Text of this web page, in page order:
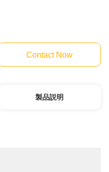
Contact Now
製品説明